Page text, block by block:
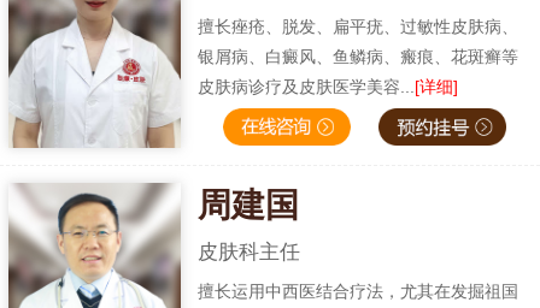
擅长痤疮、脱发、扁平疣、过敏性皮肤病、
银屑病、白癜风、鱼鳞病、瘢痕、花斑癣等
皮肤病诊疗及皮肤医学美容... [详细]
周建国
皮肤科主任
擅长运用中西医结合疗法，尤其在发掘祖国